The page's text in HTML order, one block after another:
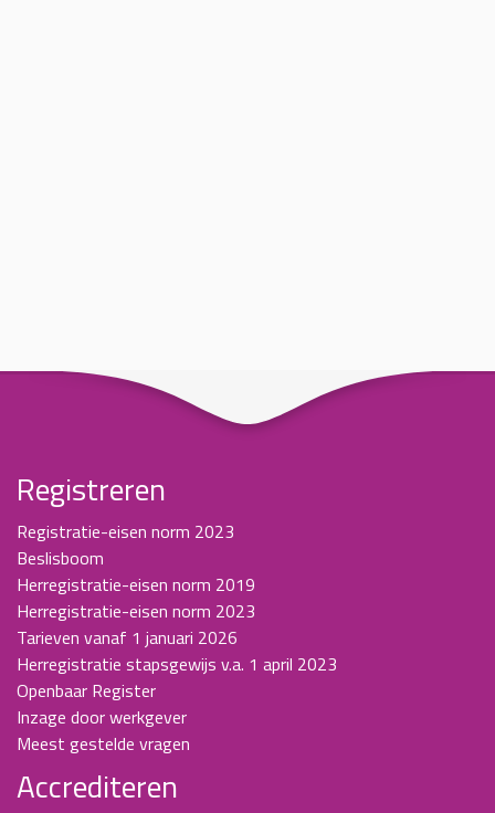
Registreren
Registratie-eisen norm 2023
Beslisboom
Herregistratie-eisen norm 2019
Herregistratie-eisen norm 2023
Tarieven vanaf 1 januari 2026
Herregistratie stapsgewijs v.a. 1 april 2023
Openbaar Register
Inzage door werkgever
Meest gestelde vragen
Accrediteren